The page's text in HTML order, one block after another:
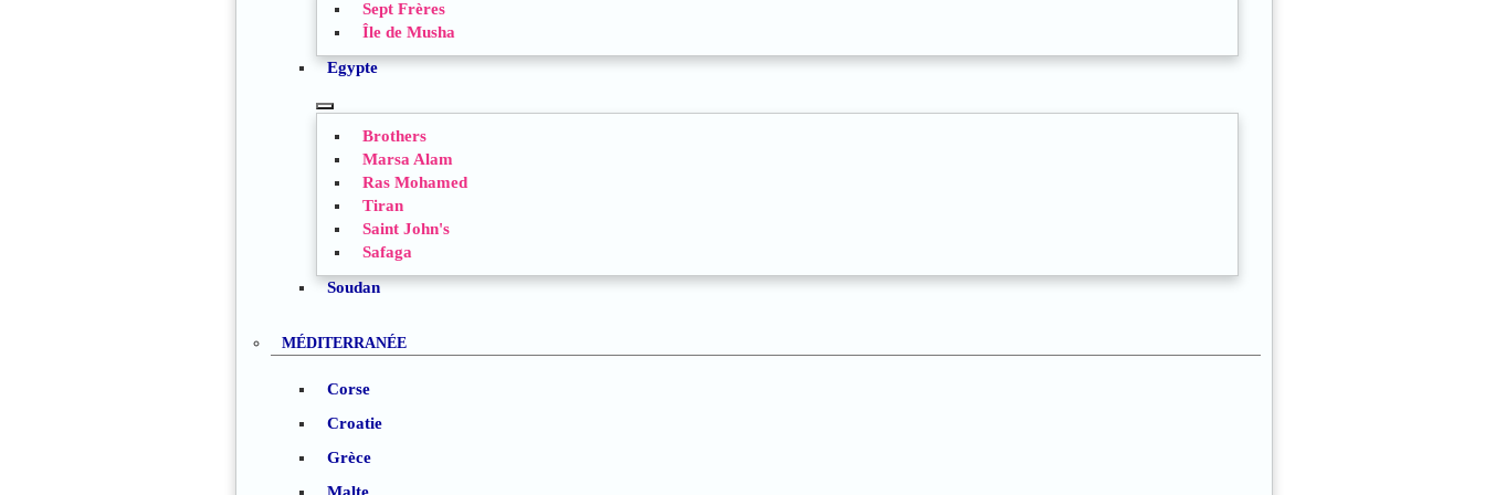
SUBMENU
Sept Frères
Île de Musha
Egypte
TOGGLE
SUBMENU
Brothers
Marsa Alam
Ras Mohamed
Tiran
Saint John's
Safaga
Soudan
MÉDITERRANÉE
Corse
Croatie
Grèce